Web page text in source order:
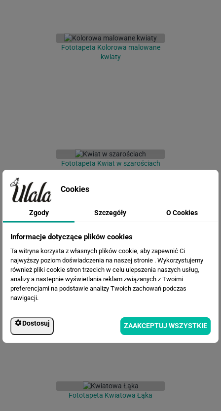
Fototapeta Kolorowa malowane
kwiaty
Fototapeta Kwiat w szarościach
Fototapeta Dmuchawce i ważki
Fototapeta Kwiatowa Łąka
Cookies
Zgody Szczegóły O Cookies
Informacje dotyczące plików cookies
Ta witryna korzysta z własnych plików cookie, aby zapewnić Ci
najwyższy poziom doświadczenia na naszej stronie . Wykorzystujemy
również pliki cookie stron trzecich w celu ulepszenia naszych usług,
analizy a nastepnie wyświetlania reklam związanych z Twoimi
preferencjami na podstawie analizy Twoich zachowań podczas
nawigacji.
Dostosuj ZAAKCEPTUJ WSZYSTKIE